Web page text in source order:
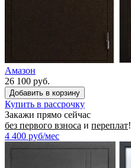
Амазон
26 100 руб.
Купить в рассрочку
Закажи прямо сейчас
без первого взноса и переплат!
4 400 руб/мес